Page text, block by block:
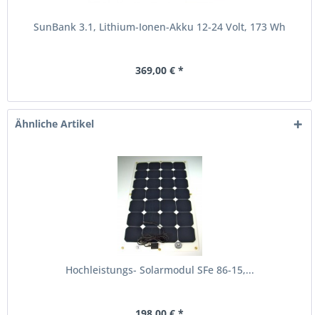
SunBank 3.1, Lithium-Ionen-Akku 12-24 Volt, 173 Wh
369,00 € *
Ähnliche Artikel
Hochleistungs- Solarmodul SFe 86-15,...